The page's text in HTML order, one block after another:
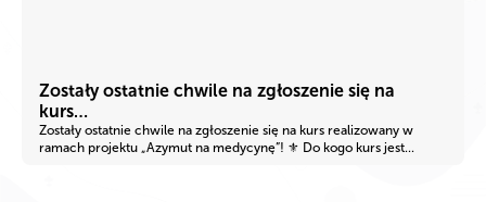
Zostały ostatnie chwile na zgłoszenie się na
kurs…
Zostały ostatnie chwile na zgłoszenie się na kurs realizowany w
ramach projektu „Azymut na medycynę”! ⚜ Do kogo kurs jest...